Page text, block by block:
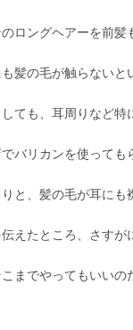
ロングヘアーを前髪
髪の毛が触らないと
ても、耳周りなど特
バリカンを使っても
と、髪の毛が耳に
えたところ、さすが
までやってもいい